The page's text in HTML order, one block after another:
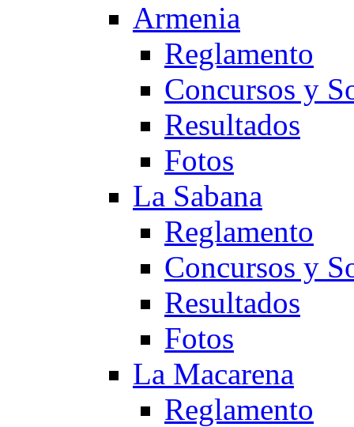
Armenia
Reglamento
Concursos y
Resultados
Fotos
La Sabana
Reglamento
Concursos y
Resultados
Fotos
La Macarena
Reglamento